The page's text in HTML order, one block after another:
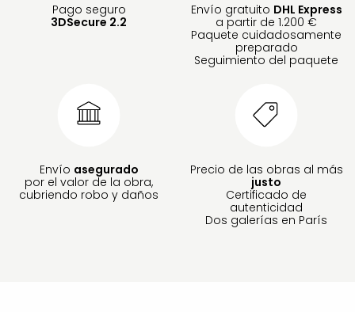
Pago seguro
3DSecure 2.2
Envío gratuito DHL Express
a partir de 1.200 €
Paquete cuidadosamente
preparado
Seguimiento del paquete
Envío asegurado
por el valor de la obra,
cubriendo robo y daños
Precio de las obras al más
justo
Certificado de
autenticidad
Dos galerías en París